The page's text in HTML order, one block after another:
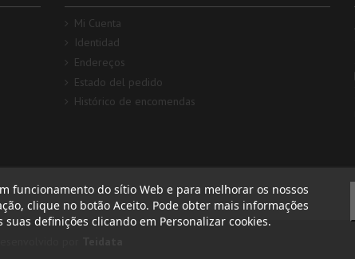
funcionamento do sítio Web e para melhorar os nossos
clique no botão Aceito. Pode obter mais informações
definições clicando em Personalizar cookies.
Mi Cuenta
Identidad
Endereços
Estado del pedido
Histórico de encomendas
por